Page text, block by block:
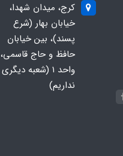
کرج، میدان شهدا،
خیابان بهار (شرع
پسند)، بین خیابان
حافظ و حاج قاسمی،
واحد ۱ (شعبه دیگری
نداریم)